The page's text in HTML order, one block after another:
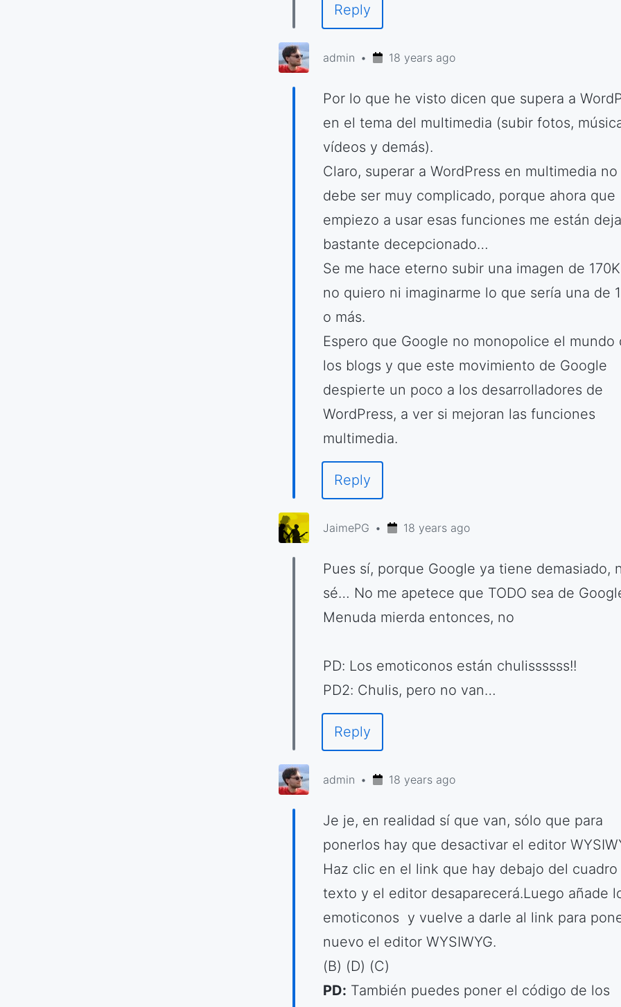
Reply
admin 18 years ago
Por lo que he visto dicen que supera a
en el tema del multimedia (subir fotos,
vídeos y demás).
Claro, superar a WordPress en multimedia no
debe ser muy complicado, porque ahora que
empiezo a usar esas funciones me están
bastante decepcionado…
Se me hace eterno subir una imagen de
no quiero ni imaginarme lo que sería una de
o más.
Espero que Google no monopolice el mundo
los blogs y que este movimiento de Google
despierte un poco a los desarrolladores de
WordPress, a ver si mejoran las funciones
multimedia.
Reply
JaimePG 18 years ago
Pues sí, porque Google ya tiene demasiado,
sé… No me apetece que TODO sea de
Menuda mierda entonces, no
PD: Los emoticonos están chulissssss!!
PD2: Chulis, pero no van…
Reply
admin 18 years ago
Je je, en realidad sí que van, sólo que para
ponerlos hay que desactivar el editor
Haz clic en el link que hay debajo del cuadro
texto y el editor desaparecerá.Luego añade
emoticonos y vuelve a darle al link para
nuevo el editor WYSIWYG.
(B) (D) (C)
PD: También puedes poner el código de los